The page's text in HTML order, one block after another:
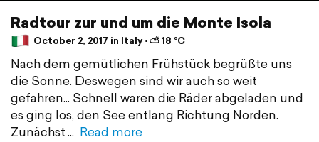
Radtour zur und um die Monte Isola
October 2, 2017 in Italy ⋅ ⛅ 18 °C
Nach dem gemütlichen Frühstück begrüßte uns
die Sonne. Deswegen sind wir auch so weit
gefahren... Schnell waren die Räder abgeladen und
es ging los, den See entlang Richtung Norden.
Zunächst
Read more